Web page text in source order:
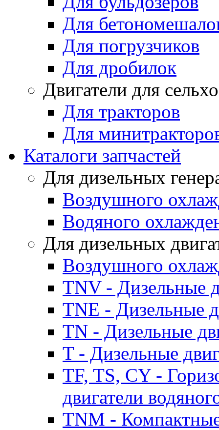
Для
Для погрузчиков
Для дробилок
Двигатели для
Для тракторов
Для
Каталоги запчастей
Для дизельных
Воздушного
Водяного
Для дизельных
Воздушного
TNV - Дизельные
TNE - Дизельные
TN - Дизельные
T - Дизельные
TF, TS, CY -
двигатели
TNM -